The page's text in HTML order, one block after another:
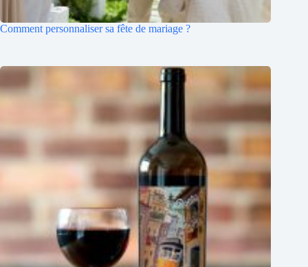
Comment personnaliser sa fête de mariage ?